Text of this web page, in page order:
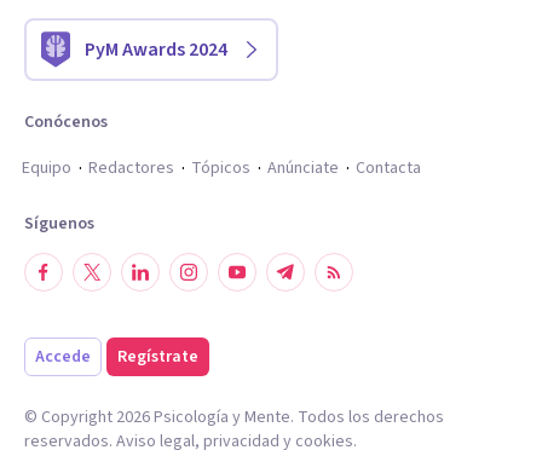
PyM Awards 2024
Conócenos
Equipo
Redactores Tópicos Anúnciate Contacta
Síguenos
Accede Regístrate
© Copyright 2026Psicología y Mente. Todos los derechos
reservados. Aviso legal, privacidad y cookies.